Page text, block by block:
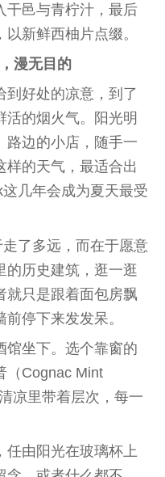
干邑与青柠汁，最后
新鲜西柚片点缀。
漫无目的
到好处的凉意，到了
活的烟 火气。阳光明
路边的小店，随手一
样的天气，最适合出
几年会成为夏天最受
了多远，而在于愿意
历史建筑，逛一逛
就只是跟着面包房飘
停下来发发呆。
馆坐下。选个靠窗的
（Cognac Mint
凉里带着层次，每一
任由阳光在玻璃杯上